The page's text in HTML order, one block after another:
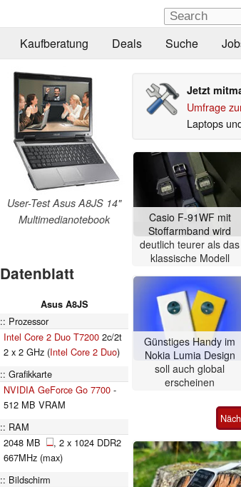
Kaufberatung Deals Suche
User-Test Asus A8JS 14"
Multimedianotebook
Datenblatt
Asus A8JS
Prozessor
Intel Core 2 Duo T7200 2c/2t
2 x 2 GHz (Intel Core 2 Duo)
Grafikkarte
NVIDIA GeForce Go 7700 -
512 MB VRAM
RAM
2048 MB
, 2 x 1024 DDR2
667MHz (max)
Bildschirm
Jetzt
Umfrage
Laptops
Casio F-91WF mit
Stoffarmband wird
deutlich teurer als das
klassische Modell
Günstiges Handy im
Nokia Lumia Design
soll auch global
erscheinen